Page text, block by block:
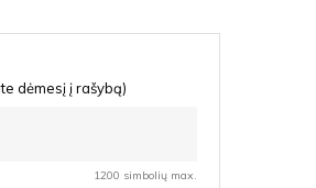
dėmesį į rašybą)
1200 simbolių max.